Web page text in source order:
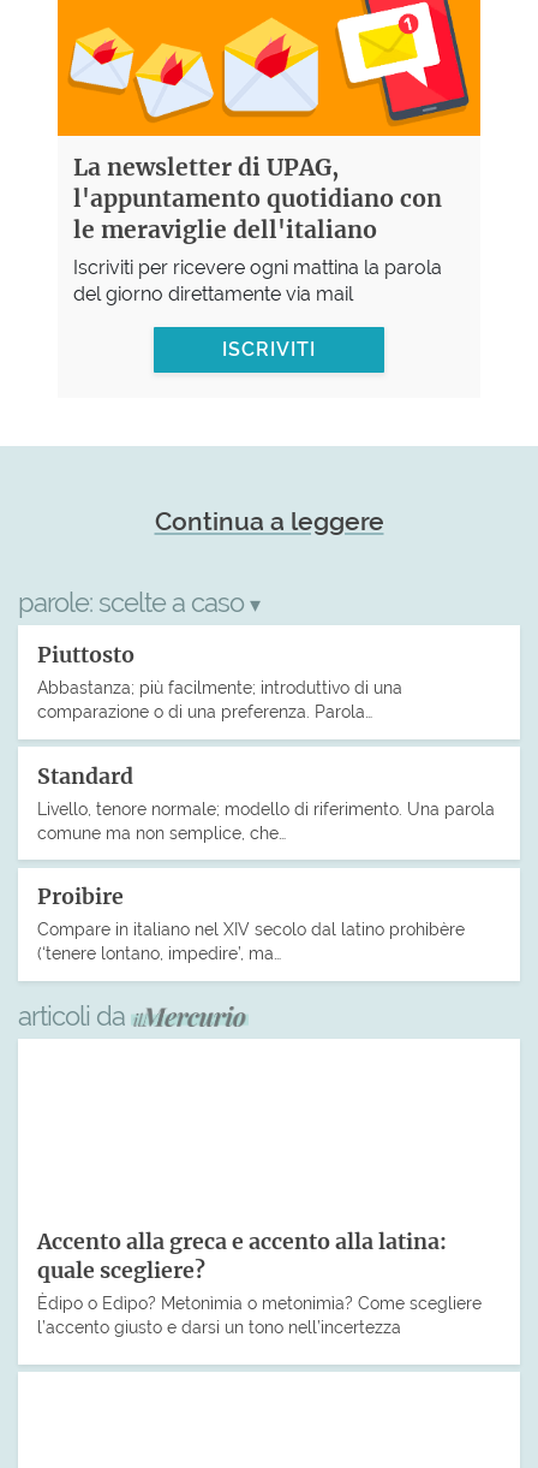
La newsletter di UPAG,
l'appuntamento quotidiano con
le meraviglie dell'italiano
Iscriviti per ricevere ogni mattina la parola
del giorno direttamente via mail
ISCRIVITI
Continua a leggere
parole: scelte a caso ▾
Piuttosto
Abbastanza; più facilmente; introduttivo di una
comparazione o di una preferenza. Parola…
Standard
Livello, tenore normale; modello di riferimento. Una parola
comune ma non semplice, che…
Proibire
Compare in italiano nel XIV secolo dal latino prohibère
(‘tenere lontano, impedire’, ma…
articoli da
Accento alla greca e accento alla latina:
quale scegliere?
Èdipo o Edìpo? Metonìmia o metonimìa? Come scegliere
l’accento giusto e darsi un tono nell’incertezza